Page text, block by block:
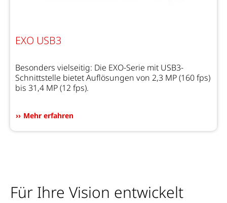
EXO USB3
Besonders vielseitig: Die EXO-Serie mit USB3-
Schnittstelle bietet Auflösungen von 2,3 MP (160 fps)
bis 31,4 MP (12 fps).
Mehr erfahren
Für Ihre Vision entwickelt